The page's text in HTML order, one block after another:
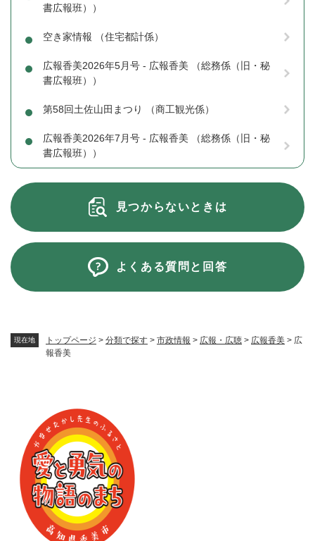
現在地 トップページ > 分類で探す > 市政情報 > 広報・広聴 > 広報香美 > 広
報香美
書広報班））
空き家情報 （住宅都計係）
広報香美2026年5月号 - 広報香美 （総務係（旧・秘
書広報班））
第58回土佐山田まつり （商工観光係）
広報香美2026年7月号 - 広報香美 （総務係（旧・秘
書広報班））
見つからないときは
よくある質問と回答